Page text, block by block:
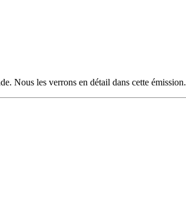
Nous les verrons en détail dans cette émission.